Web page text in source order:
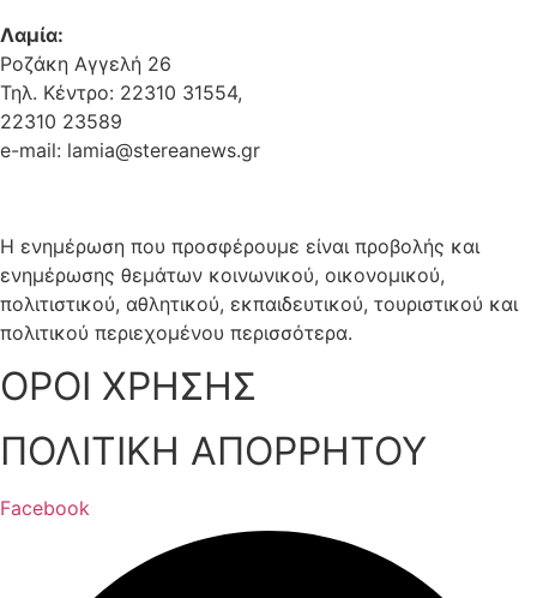
Λαμία:
Ροζάκη Αγγελή 26
Τηλ. Κέντρο: 22310 31554,
22310 23589
e-mail: lamia@stereanews.gr
Η ενημέρωση που προσφέρουμε είναι προβολής και
ενημέρωσης θεμάτων κοινωνικού, οικονομικού,
πολιτιστικού, αθλητικού, εκπαιδευτικού, τουριστικού και
πολιτικού περιεχομένου περισσότερα.
ΟΡΟΙ ΧΡΗΣΗΣ
ΠΟΛΙΤΙΚΗ ΑΠΟΡΡΗΤΟΥ
Facebook